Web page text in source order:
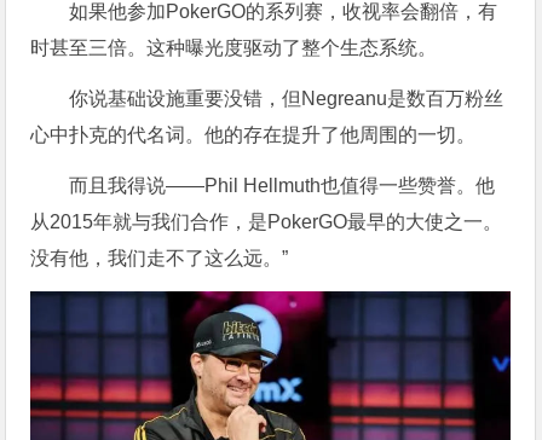
如果他参加PokerGO的系列赛，收视率会翻倍，有
时甚至三倍。这种曝光度驱动了整个生态系统。
你说基础设施重要没错，但Negreanu是数百万粉丝
心中扑克的代名词。他的存在提升了他周围的一切。
而且我得说——Phil Hellmuth也值得一些赞誉。他
从2015年就与我们合作，是PokerGO最早的大使之一。
没有他，我们走不了这么远。”